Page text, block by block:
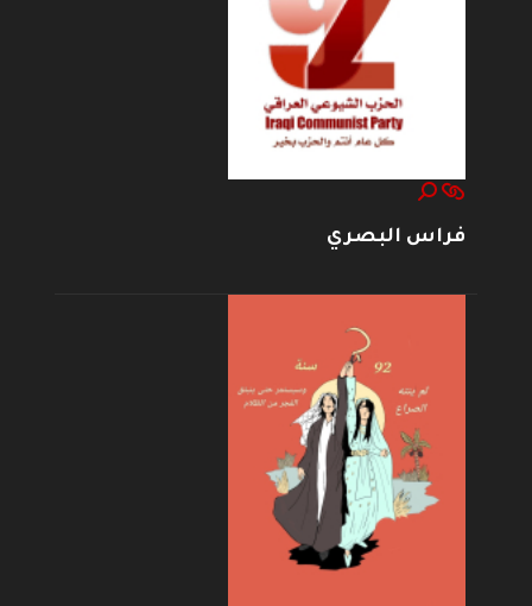
فراس البصري